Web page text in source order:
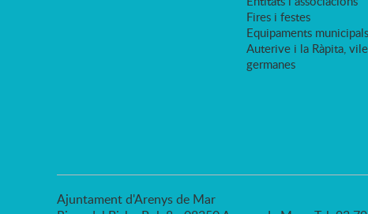
Fires i festes
Equipaments municipals
Auterive i la Ràpita,
germanes
Ajuntament d'Arenys de Mar